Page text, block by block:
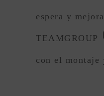
espera y
TEAMGROUP
con el montaje